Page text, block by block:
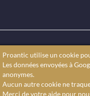
antiquaires
anciens. Proantic,
Sur
Proantic utilise un cookie
Les données envoyées à
anonymes.
Aucun autre cookie ne
Merci de votre aide pour